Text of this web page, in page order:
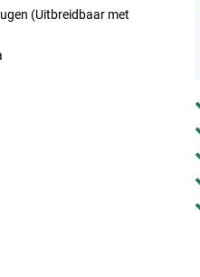
(Uitbreidbaar met